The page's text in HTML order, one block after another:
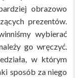
obrazowo
prezentów.
wybierać
go wręczyć.
w którym
sposób za niego